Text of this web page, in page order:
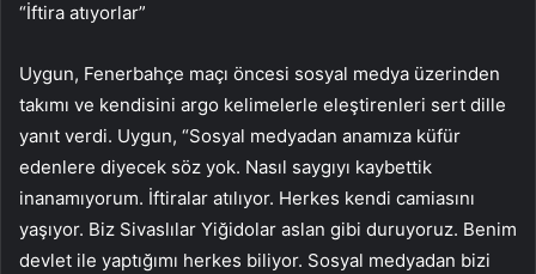
“İftira atıyorlar”
Uygun, Fenerbahçe maçı öncesi sosyal medya üzerinden
takımı ve kendisini argo kelimelerle eleştirenleri sert dille
yanıt verdi. Uygun, “Sosyal medyadan anamıza küfür
edenlere diyecek söz yok. Nasıl saygıyı kaybettik
inanamıyorum. İftiralar atılıyor. Herkes kendi camiasını
yaşıyor. Biz Sivaslılar Yiğidolar aslan gibi duruyoruz. Benim
devlet ile yaptığımı herkes biliyor. Sosyal medyadan bizi